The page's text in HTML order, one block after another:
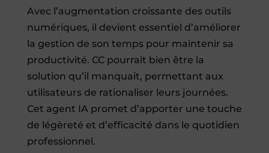
Avec l’augmentation croissante des outils
numériques, il devient essentiel d’améliorer
la gestion de son temps pour maintenir sa
productivité. CC pourrait bien être la
solution qu’il manquait, permettant aux
utilisateurs de rationaliser leurs journées.
Cet agent IA promet d’apporter une touche
de légèreté et d’efficacité dans le quotidien
professionnel.